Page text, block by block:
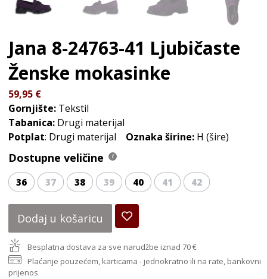
Jana 8-24763-41 Ljubičaste
Ženske mokasinke
59,95 €
Gornjište: Tekstil
Tabanica: Drugi materijal
Potplat: Drugi materijal Oznaka širine: H (šire)
Dostupne veličine
36 37 38 39 40 41 42
Dodaj u košaricu
Besplatna dostava za sve narudžbe iznad 70 €
Plaćanje pouzećem, karticama - jednokratno ili na rate, bankovni
prijenos